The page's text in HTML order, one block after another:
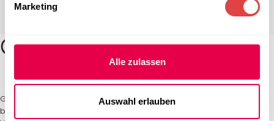
Marketing
Alle zulassen
Auswahl erlauben
Gastro Uzal – Ihr Spezialist für Gastronomiemöbel und -textilien. Wir
bieten maßgeschneiderte Lösungen für Restaurants, Hotels und